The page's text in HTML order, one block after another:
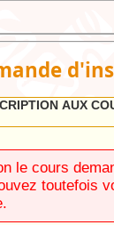
de
AUX
le cours
toutefois